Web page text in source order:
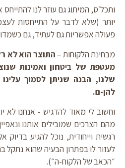
ותכל׳ס, המיתוג גם עוזר לנו
יותר (שלא לדבר על התייחסות
פעולה אפשריות גם לעתיד, גם
מבחינת הלקוחות –התוצרהוא לא
מעטפת של ביטחון ואמינות
שלנו, הבנה שניתן לסמוך
להן-ם.
וחשוב לי מאוד להדגיש - אנחנו לא
מהם הצרכים שמובילים אותנו
רגשית וייחודית, נוכל להגיע
לעזור לו בפתרון הבעיה שהוא
״הכאב של הלקוח-ה״).